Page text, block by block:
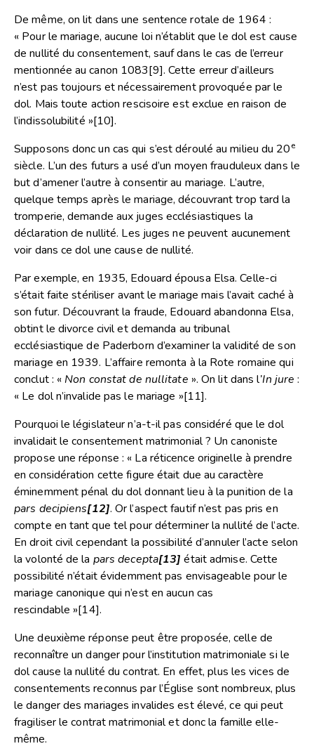
De même, on lit dans une sentence rotale de 1964 :
« Pour le mariage, aucune loi n’établit que le dol est cause
de nullité du consentement, sauf dans le cas de l’erreur
mentionnée au canon 1083[9]. Cette erreur d’ailleurs
n’est pas toujours et nécessairement provoquée par le
dol. Mais toute action rescisoire est exclue en raison de
l’indissolubilité »[10].
Supposons donc un cas qui s’est déroulé au milieu du 20e
siècle. L’un des futurs a usé d’un moyen frauduleux dans le
but d’amener l’autre à consentir au mariage. L’autre,
quelque temps après le mariage, découvrant trop tard la
tromperie, demande aux juges ecclésiastiques la
déclaration de nullité. Les juges ne peuvent aucunement
voir dans ce dol une cause de nullité.
Par exemple, en 1935, Edouard épousa Elsa. Celle-ci
s’était faite stériliser avant le mariage mais l’avait caché à
son futur. Découvrant la fraude, Edouard abandonna Elsa,
obtint le divorce civil et demanda au tribunal
ecclésiastique de Paderborn d’examiner la validité de son
mariage en 1939. L’affaire remonta à la Rote romaine qui
conclut : « Non constat de nullitate ». On lit dans l’In jure :
« Le dol n’invalide pas le mariage »[11].
Pourquoi le législateur n’a-t-il pas considéré que le dol
invalidait le consentement matrimonial ? Un canoniste
propose une réponse : « La réticence originelle à prendre
en considération cette figure était due au caractère
éminemment pénal du dol donnant lieu à la punition de la
pars decipiens[12]. Or l’aspect fautif n’est pas pris en
compte en tant que tel pour déterminer la nullité de l’acte.
En droit civil cependant la possibilité d’annuler l’acte selon
la volonté de la pars decepta[13] était admise. Cette
possibilité n’était évidemment pas envisageable pour le
mariage canonique qui n’est en aucun cas
rescindable »[14].
Une deuxième réponse peut être proposée, celle de
reconnaître un danger pour l’institution matrimoniale si le
dol cause la nullité du contrat. En effet, plus les vices de
consentements reconnus par l’Église sont nombreux, plus
le danger des mariages invalides est élevé, ce qui peut
fragiliser le contrat matrimonial et donc la famille elle-
même.